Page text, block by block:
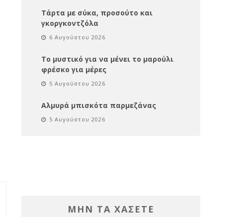
Τάρτα με σύκα, προσούτο και
γκοργκοντζόλα
6 Αυγούστου 2026
Το μυστικό για να μένει το μαρούλι
φρέσκο για μέρες
5 Αυγούστου 2026
Αλμυρά μπισκότα παρμεζάνας
5 Αυγούστου 2026
ΜΗΝ ΤΑ ΧΑΣΕΤΕ